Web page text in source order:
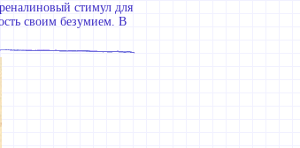
стимул для
своим безумием. В